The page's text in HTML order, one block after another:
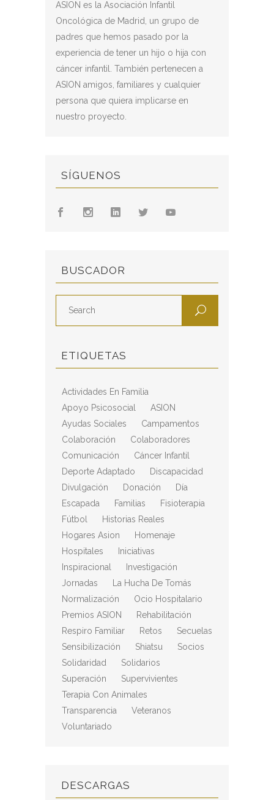
ASION es la Asociación Infantil
Oncológica de Madrid, un grupo de
padres que hemos pasado por la
experiencia de tener un hijo o hija con
cáncer infantil. También pertenecen a
ASION amigos, familiares y cualquier
persona que quiera implicarse en
nuestro proyecto.
SÍGUENOS
BUSCADOR
ETIQUETAS
Actividades En Familia
Apoyo Psicosocial
ASION
Ayudas Sociales
Campamentos
Colaboración
Colaboradores
Comunicación
Cáncer Infantil
Deporte Adaptado
Discapacidad
Divulgación
Donación
Día
Escapada
Familias
Fisioterapia
Fútbol
Historias Reales
Hogares Asion
Homenaje
Hospitales
Iniciativas
Inspiracional
Investigación
Jornadas
La Hucha De Tomás
Normalización
Ocio Hospitalario
Premios ASION
Rehabilitación
Respiro Familiar
Retos
Secuelas
Sensibilización
Shiatsu
Socios
Solidaridad
Solidarios
Superación
Supervivientes
Terapia Con Animales
Transparencia
Veteranos
Voluntariado
DESCARGAS